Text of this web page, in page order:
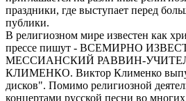
праздники, где выступает перед
публики.
В религиозном мире известен как
прессе пишут - ВСЕМИРНО
МЕССИАНСКИЙ РАВВИН-
КЛИМЕНКО. Виктор Клименко
дисков". Помимо религиозной
концертами русской песни во